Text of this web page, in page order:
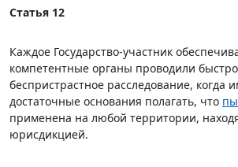
Статья 12
Каждое Государство-участник
компетентные органы проводили
беспристрастное расследование, когда
достаточные основания полагать, что
применена на любой территории,
юрисдикцией.